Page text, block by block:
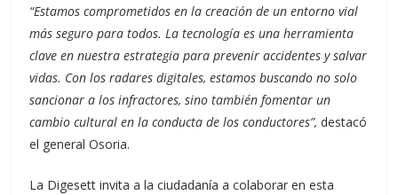
“Estamos comprometidos en la creación de un entorno vial
más seguro para todos. La tecnología es una herramienta
clave en nuestra estrategia para prevenir accidentes y salvar
vidas. Con los radares digitales, estamos buscando no solo
sancionar a los infractores, sino también fomentar un
cambio cultural en la conducta de los conductores”, destacó
el general Osoria.
La Digesett invita a la ciudadanía a colaborar en esta